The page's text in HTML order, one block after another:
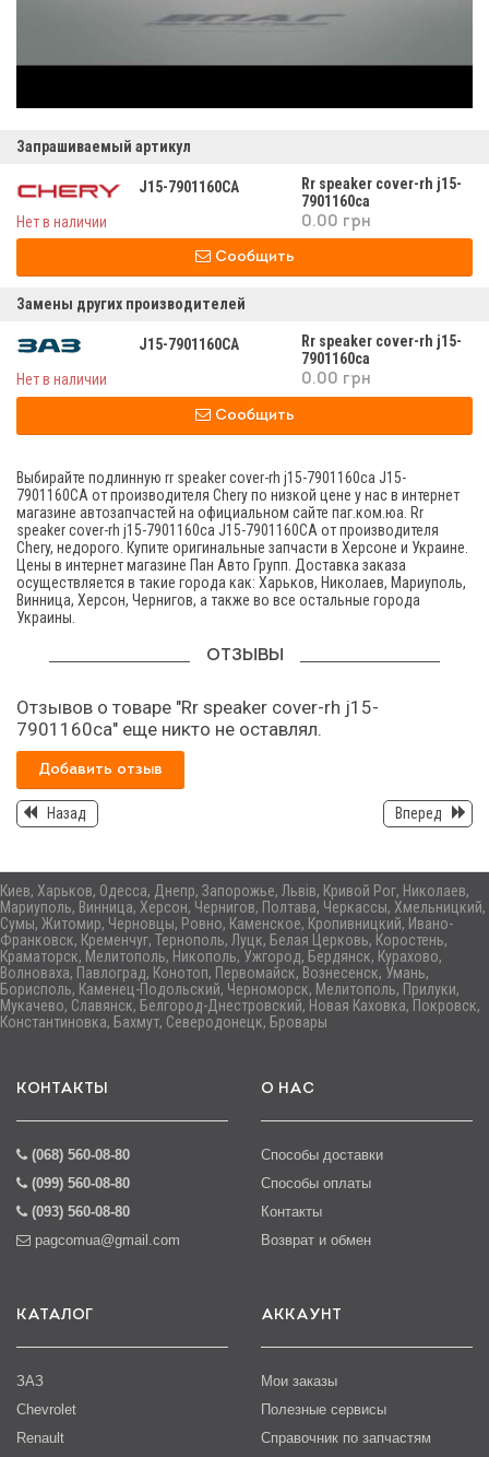
Запрашиваемый артикул
J15-7901160CA
Rr speaker cover-rh j15-
7901160са
Нет в наличии
0.00 грн
Сообщить
Замены других производителей
J15-7901160CA
Rr speaker cover-rh j15-
7901160са
Нет в наличии
0.00 грн
Сообщить
Выбирайте подлинную rr speaker cover-rh j15-7901160са J15-
7901160CA от производителя Chery по низкой цене у нас в интернет
магазине автозапчастей на официальном сайте паг.ком.юа. Rr
speaker cover-rh j15-7901160са J15-7901160CA от производителя
Chery, недорого. Купите оригинальные запчасти в Херсоне и Украине.
Цены в интернет магазине Пан Авто Групп. Доставка заказа
осуществляется в такие города как: Харьков, Николаев, Мариуполь,
Винница, Херсон, Чернигов, а также во все остальные города
Украины.
ОТЗЫВЫ
Отзывов о товаре "Rr speaker cover-rh j15-
7901160са" еще никто не оставлял.
Добавить отзыв
Назад Вперед
Киев, Харьков, Одесса, Днепр, Запорожье, Львів, Кривой Рог, Николаев,
Мариуполь, Винница, Херсон, Чернигов, Полтава, Черкассы, Хмельницкий,
Сумы, Житомир, Черновцы, Ровно, Каменское, Кропивницкий, Ивано-
Франковск, Кременчуг, Тернополь, Луцк, Белая Церковь, Коростень,
Краматорск, Мелитополь, Никополь, Ужгород, Бердянск, Курахово,
Волноваха, Павлоград, Конотоп, Первомайск, Вознесенск, Умань,
Борисполь, Каменец-Подольский, Черноморск, Мелитополь, Прилуки,
Мукачево, Славянск, Белгород-Днестровский, Новая Каховка, Покровск,
Константиновка, Бахмут, Северодонецк, Бровары
КОНТАКТЫ
(068) 560-08-80
(099) 560-08-80
(093) 560-08-80
pagcomua@gmail.com
О НАС
Способы доставки
Способы оплаты
Контакты
Возврат и обмен
КАТАЛОГ
ЗАЗ
Chevrolet
Renault
АККАУНТ
Мои заказы
Полезные сервисы
Справочник по запчастям